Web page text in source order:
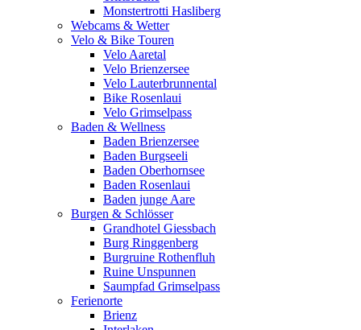
Monstertrotti Hasliberg
Webcams & Wetter
Velo & Bike Touren
Velo Aaretal
Velo Brienzersee
Velo Lauterbrunnental
Bike Rosenlaui
Velo Grimselpass
Baden & Wellness
Baden Brienzersee
Baden Burgseeli
Baden Oberhornsee
Baden Rosenlaui
Baden junge Aare
Burgen & Schlösser
Grandhotel Giessbach
Burg Ringgenberg
Burgruine Rothenfluh
Ruine Unspunnen
Saumpfad Grimselpass
Ferienorte
Brienz